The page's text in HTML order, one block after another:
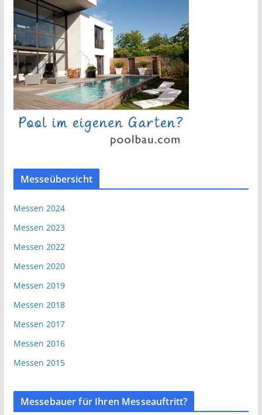
Messeübersicht
Messen 2024
Messen 2023
Messen 2022
Messen 2020
Messen 2019
Messen 2018
Messen 2017
Messen 2016
Messen 2015
Messebauer für Ihren Messeauftritt?